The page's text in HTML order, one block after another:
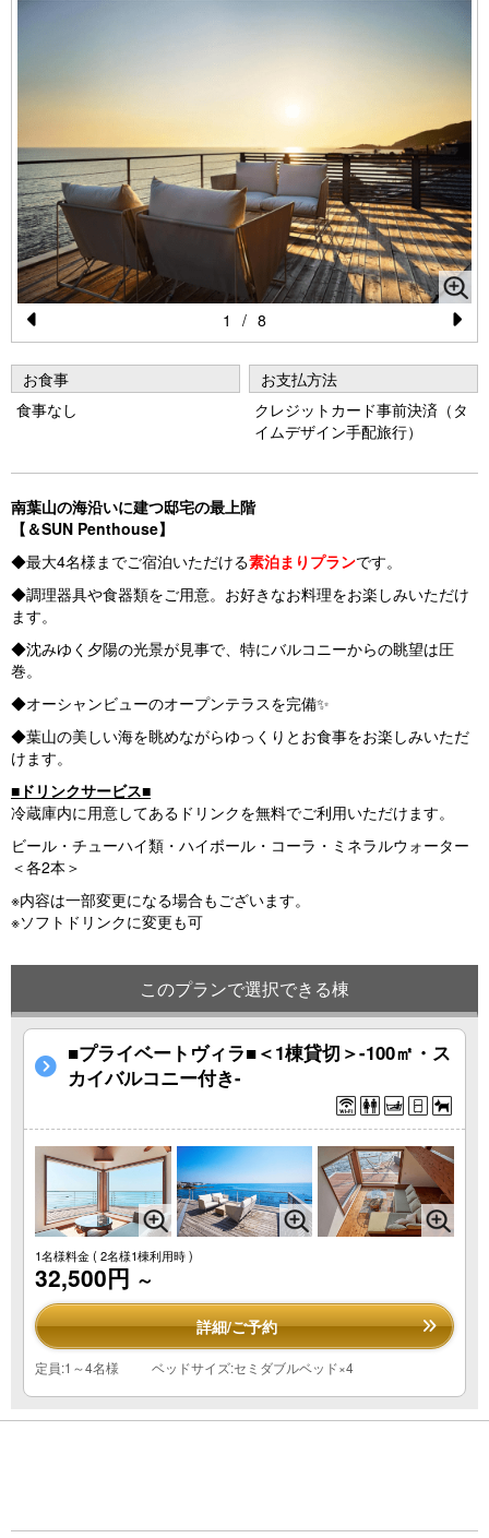
Pr
e
vi
u
s
N
xt
1 / 8
お食事
食事なし
お支払方法
クレジットカード事前決済（タ
イムデザイン手配旅行）
南葉山の海沿いに建つ邸宅の最上階
【＆SUN Penthouse】
◆最大4名様までご宿泊いただける素泊まりプランです。
◆調理器具や食器類をご用意。お好きなお料理をお楽しみいただけ
ます。
◆沈みゆく夕陽の光景が見事で、特にバルコニーからの眺望は圧
巻。
◆オーシャンビューのオープンテラスを完備✨
◆葉山の美しい海を眺めながらゆっくりとお食事をお楽しみいただ
けます。
■ドリンクサービス■
冷蔵庫内に用意してあるドリンクを無料でご利用いただけます。
ビール・チューハイ類・ハイボール・コーラ・ミネラルウォーター
＜各2本＞
※内容は一部変更になる場合もございます。
※ソフトドリンクに変更も可
このプランで選択できる棟
■プライベートヴィラ■＜1棟貸切＞-100㎡・ス
カイバルコニー付き-
1名様料金( 2名様1棟利用時 )
32,500円 ～
詳細/ご予約
定員:1～4名様 ベッドサイズ:セミダブルベッド×4